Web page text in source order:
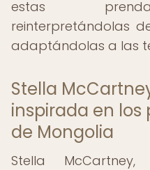
estas
reinterpretándolas
adaptándolas a las
Stella
inspirada en
de Mongolia
Stella